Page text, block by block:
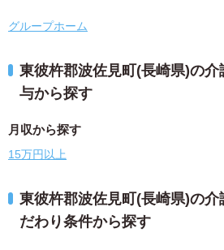
グループホーム
東彼杵郡波佐見町(長崎県)の
与から探す
月収から探す
15万円以上
東彼杵郡波佐見町(長崎県)の介
だわり条件から探す